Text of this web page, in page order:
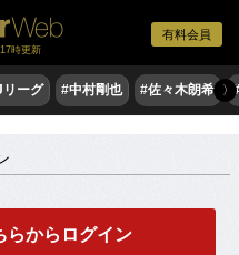
有料会員
時更新
ーグ #中村剛也 #佐々木朗希 〉
らからログイン